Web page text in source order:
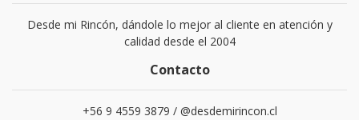
Desde mi Rincón, dándole lo mejor al cliente en atención y
calidad desde el 2004
Contacto
+56 9 4559 3879 / @desdemirincon.cl